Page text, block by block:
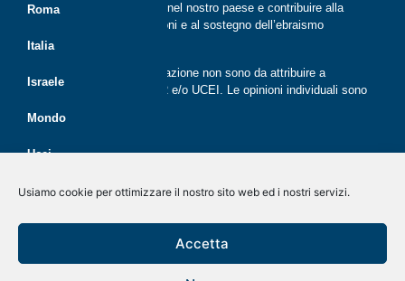
Usiamo cookie per ottimizzare il nostro sito web ed i nostri servizi.
Accetta
Roma
Italia
Israele
Mondo
Ucei
CER
Giovani
Economia
promuovere la cultura ebraica nel nostro paese e contribuire alla
crescita delle nuove generazioni e al sostegno dell’ebraismo
italiano.
Le opinioni espresse dalla redazione non sono da attribuire a
nessuna lista presente in CER e/o UCEI. Le opinioni individuali sono
Rivista on line dal 2020